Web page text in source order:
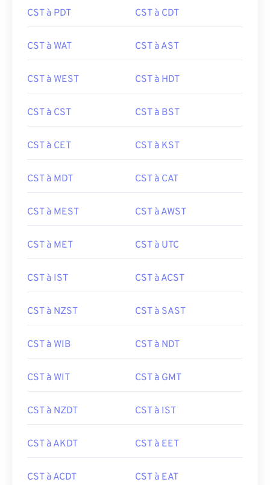
CST à PDT CST à CDT
CST à WAT CST à AST
CST à WEST CST à HDT
CST à CST CST à BST
CST à CET CST à KST
CST à MDT CST à CAT
CST à MEST CST à AWST
CST à MET CST à UTC
CST à IST CST à ACST
CST à NZST CST à SAST
CST à WIB CST à NDT
CST à WIT CST à GMT
CST à NZDT CST à IST
CST à AKDT CST à EET
CST à ACDT CST à EAT